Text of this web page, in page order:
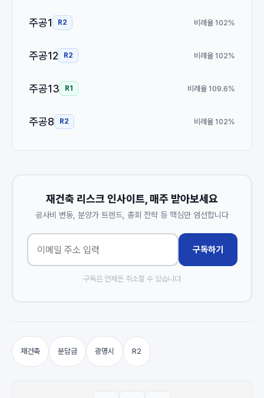
주공1 R2 비례율 102%
주공12 R2 비례율 102%
주공13 R1 비례율 109.6%
주공8 R2 비례율 102%
재건축 리스크 인사이트, 매주 받아보세요
공사비 변동, 분양가 트렌드, 총회 전략 등 핵심만 엄선합니다
구독하기
구독은 언제든 취소할 수 있습니다
재건축 분담금 광명시 R2